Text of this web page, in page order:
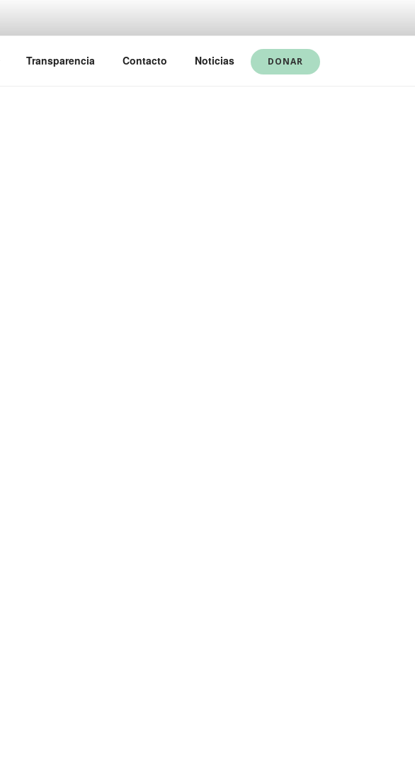
Transparencia Contacto Noticias DONAR